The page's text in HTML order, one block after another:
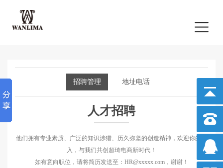
招聘管理 地址电话
人才招聘
他们拥有专业素质、广泛的知识涉猎、历久弥坚的创造精神，欢迎你的加
入，与我们共创超琦电商新时代！
如有意向职位，请将简历发送至：HR@xxxxx.com，谢谢！